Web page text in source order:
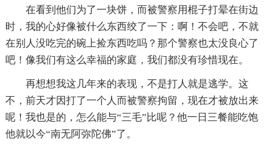
在看到他们为了一块饼，而被警察用棍子打晕在街边
时，我的心好像被什么东西绞了一下：啊！不会吧，不就
在别人没吃完的碗上捡东西吃吗？那个警察也太没良心了
吧！像我们有这么幸福的家庭，我们都没有珍惜现在。
再想想我这几年来的表现，不是打人就是逃学。这
不，前天才因打了一个人而被警察拘留，现在才被放出来
呢！我也是的，怎么能与“三毛”比呢？他一日三餐能吃饱
他就以今“南无阿弥陀佛”了。